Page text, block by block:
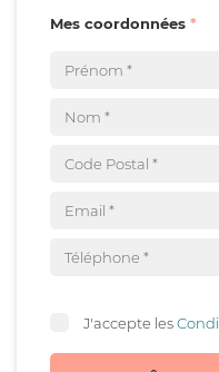
Mes coordonnées
J'accepte les